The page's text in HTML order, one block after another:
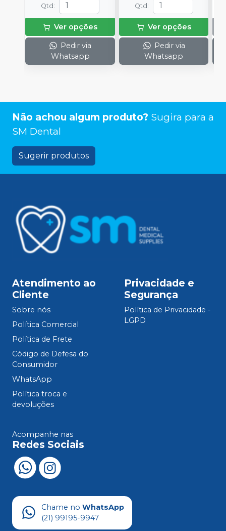
Qtd :
Ver opções
Pedir via
Whatsapp
Qtd :
Ver opções
Pedir via
Whatsapp
Não achou algum produto? Sugira para a
SM Dental
Sugerir produtos
Atendimento ao
Cliente
Sobre nós
Política Comercial
Política de Frete
Código de Defesa do
Consumidor
WhatsApp
Política troca e
devoluções
Privacidade e
Segurança
Política de Privacidade -
LGPD
Acompanhe nas
Redes Sociais
Chame no WhatsApp
(21) 99195-9947